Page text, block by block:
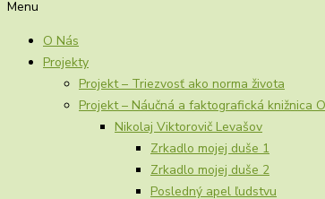
Menu
O Nás
Projekty
Projekt – Triezvosť ako norma života
Projekt – Náučná a faktografická knižnica
Nikolaj Viktorovič Levašov
Zrkadlo mojej duše 1
Zrkadlo mojej duše 2
Posledný apel ľudstvu